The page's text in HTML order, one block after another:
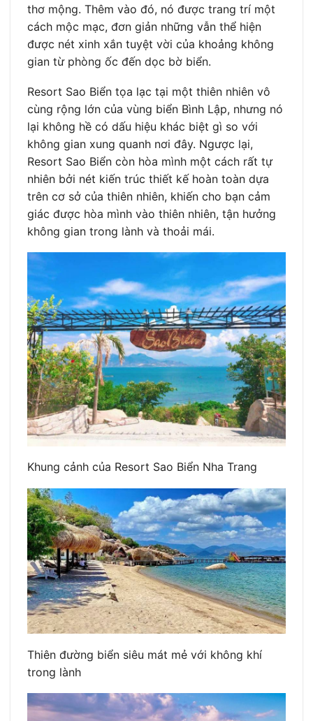
thơ mộng. Thêm vào đó, nó được trang trí một
cách mộc mạc, đơn giản những vẫn thể hiện
được nét xinh xắn tuyệt vời của khoảng không
gian từ phòng ốc đến dọc bờ biển.
Resort Sao Biển tọa lạc tại một thiên nhiên vô
cùng rộng lớn của vùng biển Bình Lập, nhưng nó
lại không hề có dấu hiệu khác biệt gì so với
không gian xung quanh nơi đây. Ngược lại,
Resort Sao Biển còn hòa mình một cách rất tự
nhiên bởi nét kiến trúc thiết kế hoàn toàn dựa
trên cơ sở của thiên nhiên, khiến cho bạn cảm
giác được hòa mình vào thiên nhiên, tận hưởng
không gian trong lành và thoải mái.
Khung cảnh của Resort Sao Biển Nha Trang
Thiên đường biển siêu mát mẻ với không khí
trong lành